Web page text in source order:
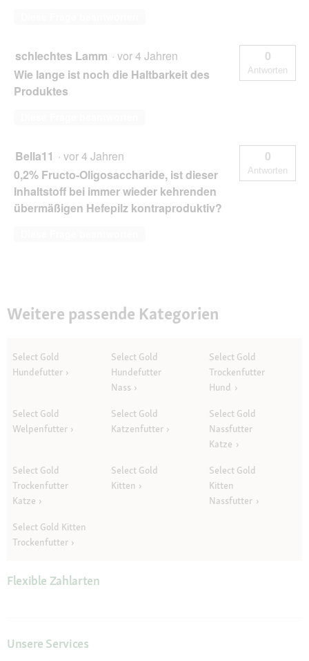
schlechtes Lamm · vor 4 Jahren
Wie lange ist noch die Haltbarkeit des
Produktes
0
Antworten
Bella11 · vor 4 Jahren
0,2% Fructo-Oligosaccharide, ist dieser
Inhaltstoff bei immer wieder kehrenden
übermäßigen Hefepilz kontraproduktiv?
0
Antworten
Weitere passende Kategorien
Select Gold
Hundefutter
Select Gold
Hundefutter
Nass
Select Gold
Trockenfutter
Hund
Select Gold
Welpenfutter
Select Gold
Katzenfutter
Select Gold
Nassfutter
Katze
Select Gold
Trockenfutter
Katze
Select Gold
Kitten
Select Gold
Kitten
Nassfutter
Select Gold Kitten
Trockenfutter
Flexible Zahlarten
Unsere Services